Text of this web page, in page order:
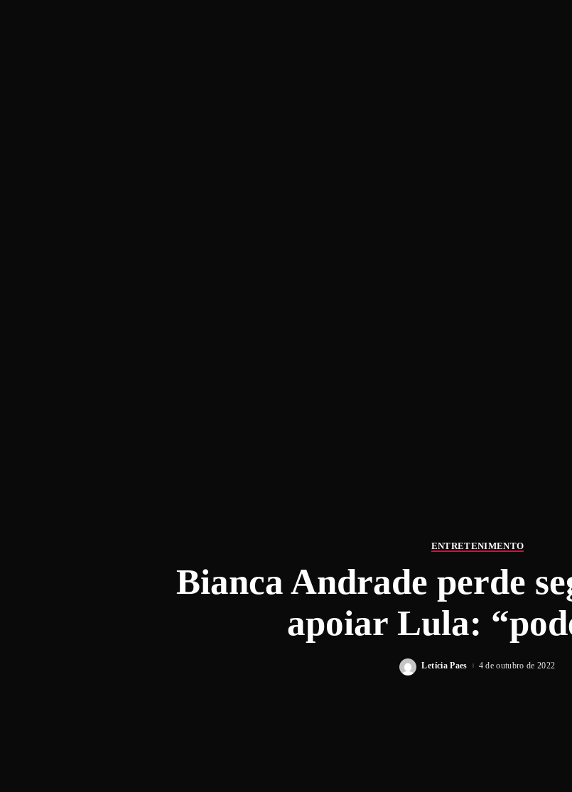
ENTRETENIMENTO
Bianca Andrade perde
apoiar Lula:
Letícia Paes 4 de outubro de 2022